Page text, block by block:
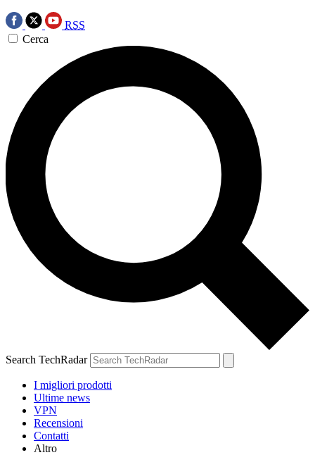
RSS
Cerca
Search TechRadar
I migliori prodotti
Ultime news
VPN
Recensioni
Contatti
Altro